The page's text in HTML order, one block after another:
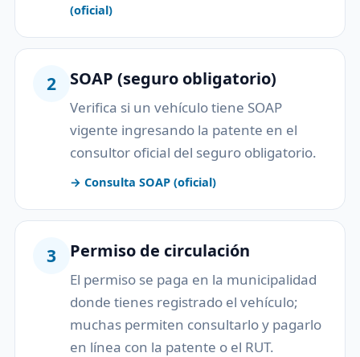
(oficial)
2 SOAP (seguro obligatorio)
Verifica si un vehículo tiene SOAP
vigente ingresando la patente en el
consultor oficial del seguro obligatorio.
→ Consulta SOAP (oficial)
3 Permiso de circulación
El permiso se paga en la municipalidad
donde tienes registrado el vehículo;
muchas permiten consultarlo y pagarlo
en línea con la patente o el RUT.